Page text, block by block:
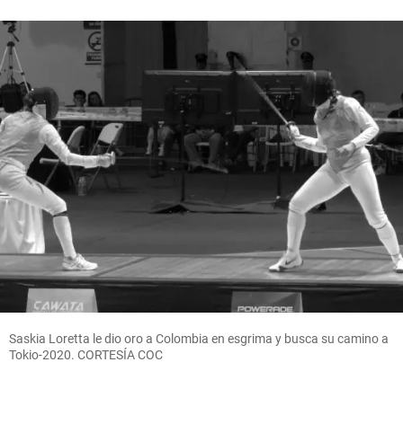
Saskia Loretta le dio oro a Colombia en esgrima y busca su camino a
Tokio-2020. CORTESÍA COC